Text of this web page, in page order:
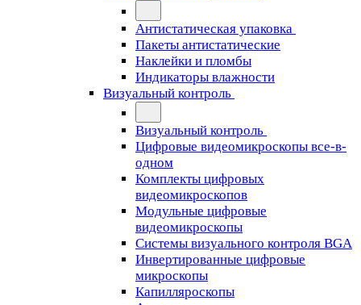
Антистатическая упаковка
Пакеты антистатические
Наклейки и пломбы
Индикаторы влажности
Визуальный контроль
Визуальный контроль
Цифровые видеомикроскопы все-в-
одном
Комплекты цифровых
видеомикроскопов
Модульные цифровые
видеомикроскопы
Cистемы визуального контроля BGA
Инвертированные цифровые
микроскопы
Капилляроскопы